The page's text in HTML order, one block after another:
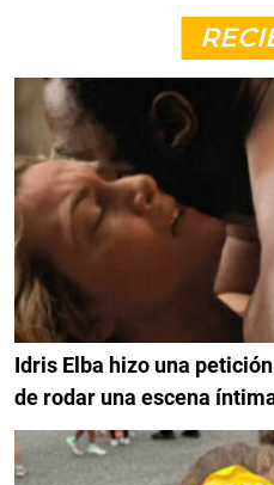
Idris Elba hizo una
de rodar una escena